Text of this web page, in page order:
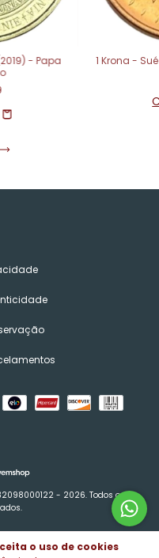
o uso de cookies
- Papa
1 Krona -
- 2026. Todos os